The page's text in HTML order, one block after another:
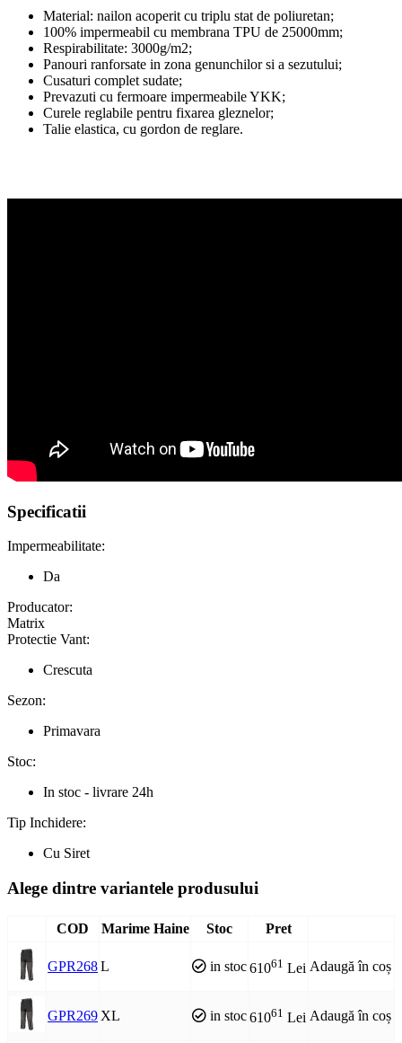
Material: nailon acoperit cu triplu stat de poliuretan;
100% impermeabil cu membrana TPU de 25000mm;
Respirabilitate: 3000g/m2;
Panouri ranforsate in zona genunchilor si a sezutului;
Cusaturi complet sudate;
Prevazuti cu fermoare impermeabile YKK;
Curele reglabile pentru fixarea gleznelor;
Talie elastica, cu gordon de reglare.
Specificatii
Impermeabilitate:
Da
Producator:
Matrix
Protectie Vant:
Crescuta
Sezon:
Primavara
Stoc:
In stoc - livrare 24h
Tip Inchidere:
Cu Siret
Alege dintre variantele produsului
COD Marime Haine Stoc Pret
GPR268L in stoc61061 Lei Adaugă în coș
GPR269 XL in stoc61061 Lei Adaugă în coș